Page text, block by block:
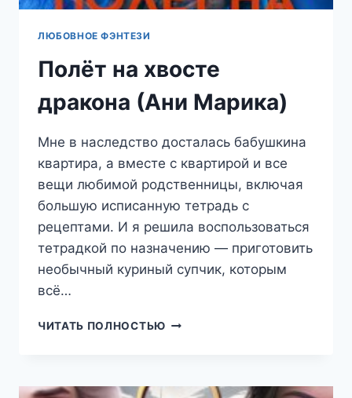
ЛЮБОВНОЕ ФЭНТЕЗИ
Полёт на хвосте
дракона (Ани Марика)
Мне в наследство досталась бабушкина
квартира, а вместе с квартирой и все
вещи любимой родственницы, включая
большую исписанную тетрадь с
рецептами. И я решила воспользоваться
тетрадкой по назначению — приготовить
необычный куриный супчик, которым
всё…
ЧИТАТЬ ПОЛНОСТЬЮ ПОЛЁТ
(АНИ